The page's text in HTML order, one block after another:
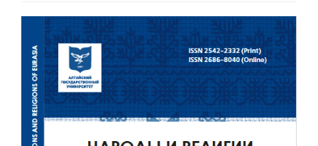
Статья
боковой
панели